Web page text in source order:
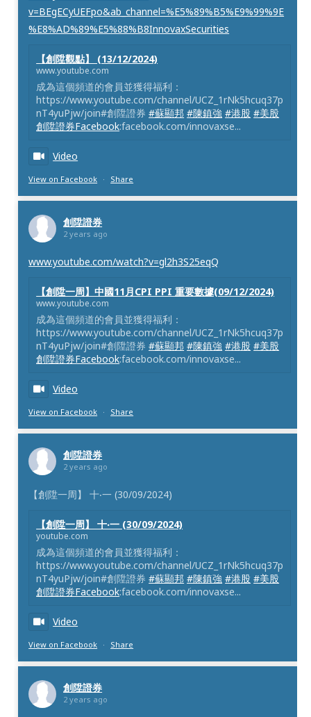
v=BEgECyUEFpo&ab_channel=%E5%89%B5%E9%99%9E
%E8%AD%89%E5%88%B8InnovaxSecurities
【創陞觀點】 (13/12/2024)
www.youtube.com
成為這個頻道的會員並獲得福利：
https://www.youtube.com/channel/UCZ_1rNk5hcuq37p
nT4yuPjw/join#創陞證券#蘇顯邦 #陳鎮強 #港股 #美股
創陞證券Facebook:facebook.com/innovaxse...
Video
View on Facebook · Share
創陞證券
2 years ago
www.youtube.com/watch?v=gl2h3S25eqQ
【創陞一周】中國11月CPI PPI 重要數據(09/12/2024)
www.youtube.com
成為這個頻道的會員並獲得福利：
https://www.youtube.com/channel/UCZ_1rNk5hcuq37p
nT4yuPjw/join#創陞證券#蘇顯邦 #陳鎮強 #港股 #美股
創陞證券Facebook:facebook.com/innovaxse...
Video
View on Facebook · Share
創陞證券
2 years ago
【創陞一周】 十‧一 (30/09/2024)
【創陞一周】 十‧一 (30/09/2024)
youtube.com
成為這個頻道的會員並獲得福利：
https://www.youtube.com/channel/UCZ_1rNk5hcuq37p
nT4yuPjw/join#創陞證券#蘇顯邦 #陳鎮強 #港股 #美股
創陞證券Facebook:facebook.com/innovaxse...
Video
View on Facebook · Share
創陞證券
2 years ago